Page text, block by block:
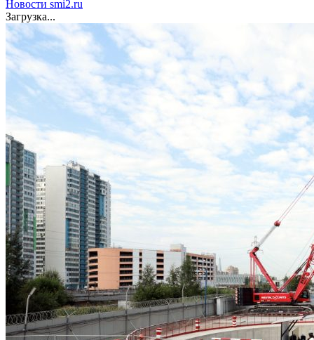
Новости smi2.ru
Загрузка...